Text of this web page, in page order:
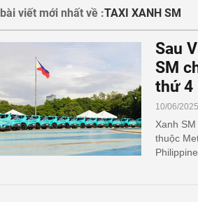
viết mới nhất về :TAXI XANH SM
Sau
SM
thứ 4
10/06/
Xanh
thuộc